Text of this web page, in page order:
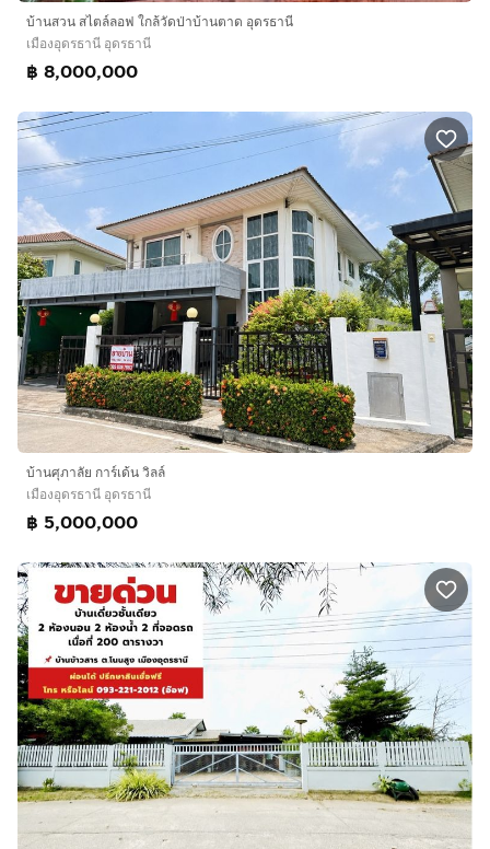
บ้านสวน สไตล์ลอฟ ใกล้วัดป่าบ้านตาด อุดรธานี
เมืองอุดรธานี อุดรธานี
฿ 8,000,000
บ้านศุภาลัย การ์เด้น วิลล์
เมืองอุดรธานี อุดรธานี
฿ 5,000,000